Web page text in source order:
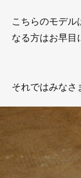
こちらのモデ
なる方はお早目
それではみなさ